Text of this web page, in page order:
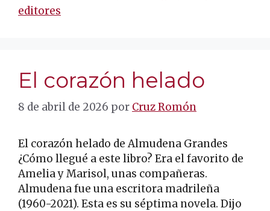
editores
El corazón helado
8 de abril de 2026 por Cruz Romón
El corazón helado de Almudena Grandes
¿Cómo llegué a este libro? Era el favorito de
Amelia y Marisol, unas compañeras.
Almudena fue una escritora madrileña
(1960-2021). Esta es su séptima novela. Dijo